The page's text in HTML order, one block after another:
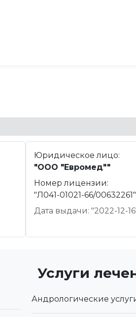
Юридическое лицо:
"ООО "Евромед""
Номер лицензии:
"Л041-01021-66/00632261"
Дата выдачи: "2022-12-
Услуги
Андрологические